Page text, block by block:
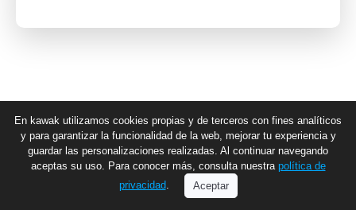
En kawak utilizamos cookies propias y de terceros con fines analíticos
y para garantizar la funcionalidad de la web, mejorar tu experiencia y
guardar las personalizaciones realizadas. Al continuar navegando
aceptas su uso. Para conocer más, consulta nuestra política de
privacidad. Aceptar
v4.8.1